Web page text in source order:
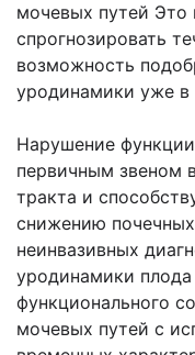
мочевых путей Это
спрогнозировать
возможность
уродинамики уже в
Нарушение
первичным звеном
тракта и
снижению
неинвазивных
уродинамики плода
функционального
мочевых путей с